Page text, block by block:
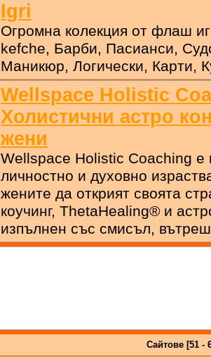
Igri
Огромна колекция от флаш
kefche, Барби, Пасианси,
Маникюр, Логически, Карти,
Wellspace Holistic
Холистични астро
жени
Wellspace Holistic Coaching е
личностно и духовно
жените да открият своята
коучинг, ThetaHealing® и
изпълнен със смисъл,
Сайтове [51 -